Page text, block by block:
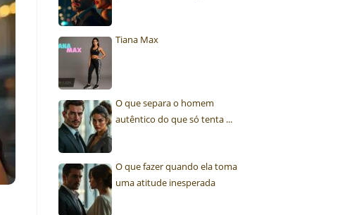
Tiana Max
O que separa o homem
autêntico do que só tenta ...
O que fazer quando ela toma
uma atitude inesperada